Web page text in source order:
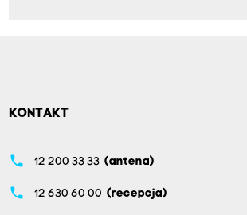
KONTAKT
phone 12 200 33 33 (antena)
phone 12 630 60 00 (recepcja)